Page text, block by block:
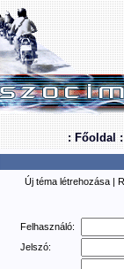
: Főoldal :
Új téma létrehozása |
Felhasználó:
Jelszó: